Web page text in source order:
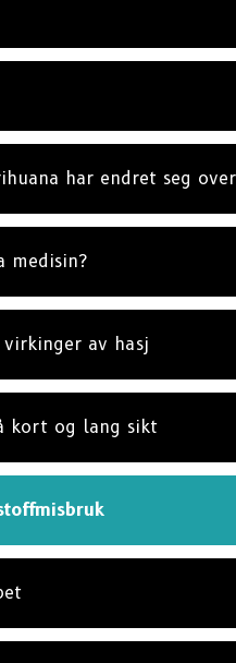
har endret seg
medisin?
virkinger av hasj
kort og lang sikt